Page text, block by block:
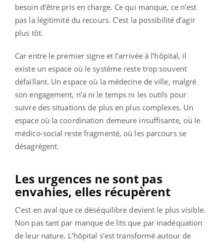
besoin d’être pris en charge. Ce qui manque, ce n’est
pas la légitimité du recours. C’est la possibilité d’agir
plus tôt.
Car entre le premier signe et l’arrivée à l’hôpital, il
existe un espace où le système reste trop souvent
défaillant. Un espace où la médecine de ville, malgré
son engagement, n’a ni le temps ni les outils pour
suivre des situations de plus en plus complexes. Un
espace où la coordination demeure insuffisante, où le
médico-social reste fragmenté, où les parcours se
désagrègent.
Les urgences ne sont pas
envahies, elles récupèrent
C’est en aval que ce déséquilibre devient le plus visible.
Non pas tant par manque de lits que par inadéquation
de leur nature. L’hôpital s’est transformé autour de